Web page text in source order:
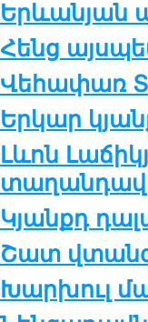
Երևանյան
Հենց
Վեհափառ
Երկար
Լևոն
Կյանքդ
Շատ
Խարխուլ